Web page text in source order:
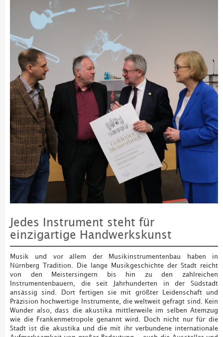
Jedes Instrument steht für
einzigartige Handwerkskunst
Musik und vor allem der Musikinstrumentenbau haben in
Nürnberg Tradition. Die lange Musikgeschichte der Stadt reicht
von den Meistersingern bis hin zu den zahlreichen
Instrumentenbauern, die seit Jahrhunderten in der Südstadt
ansässig sind. Dort fertigen sie mit größter Leidenschaft und
Präzision hochwertige Instrumente, die weltweit gefragt sind. Kein
Wunder also, dass die akustika mittlerweile im selben Atemzug
wie die Frankenmetropole genannt wird. Doch nicht nur für die
Stadt ist die akustika und die mit ihr verbundene internationale